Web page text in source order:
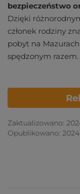
bezpieczeństwo
Dzięki
członek rodziny
pobyt na
spędzonym razem.
Zaktualizowano:
Opublikowano: 2024